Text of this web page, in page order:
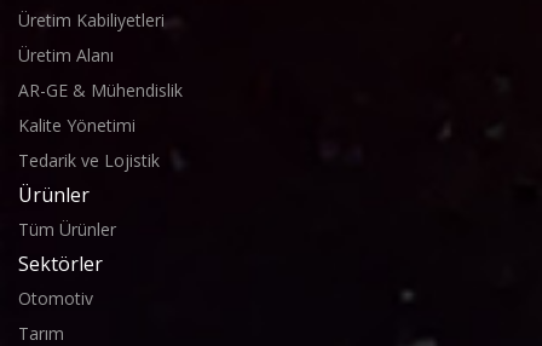
Üretim Kabiliyetleri
Üretim Alanı
AR-GE & Mühendislik
Kalite Yönetimi
Tedarik ve Lojistik
Ürünler
Tüm Ürünler
Sektörler
Otomotiv
Tarım